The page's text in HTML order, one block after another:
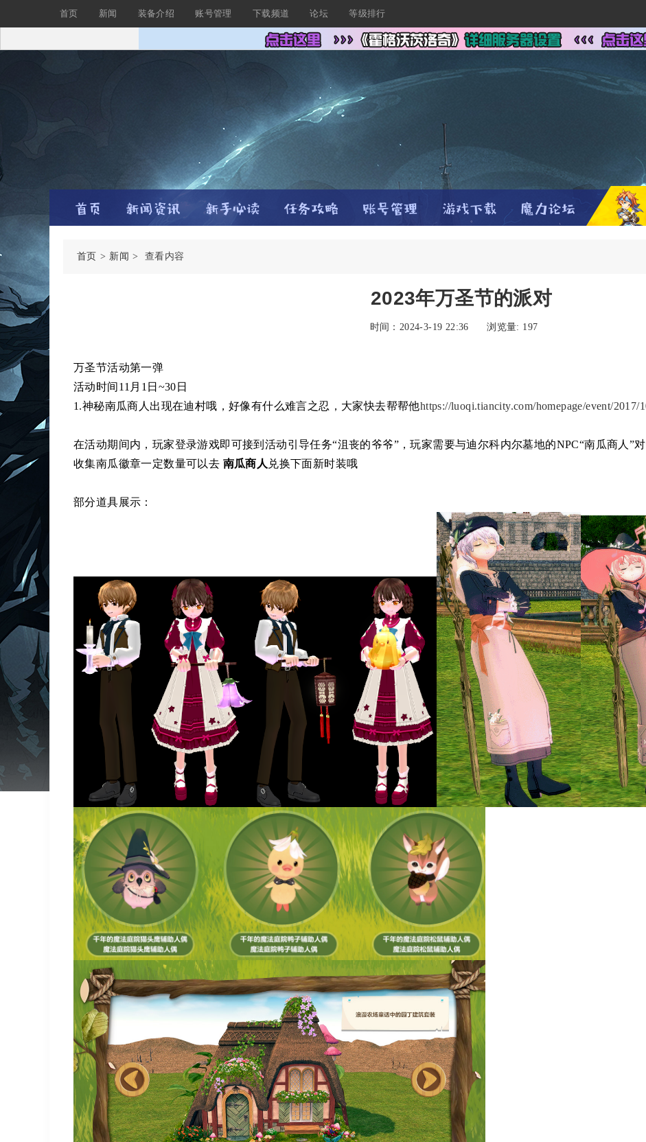
首页 新闻 装备介绍 账号管理 下载频道 论坛 等级排行
首页 新闻 查看内容
2023年万圣节的派对
时间：2024-3-19 22:36 浏览量: 197
万圣节活动第一弹
活动时间11月1日~30日
1.神秘南瓜商人出现在迪村哦，好像有什么难言之忍，大家快去帮帮他https://luoqi.tiancity.com/homepage/event/2017/
在活动期间内，玩家登录游戏即可接到活动引导任务“沮丧的爷爷”，玩家需要与迪尔科内尔墓地的NPC“南瓜商人”
收集南瓜徽章一定数量可以去 南瓜商人 兑换下面新时装哦
部分道具展示：